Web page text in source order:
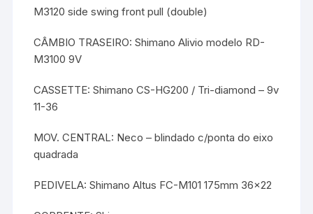
M3120 side swing front pull (double)
CÂMBIO TRASEIRO: Shimano Alivio modelo RD-
M3100 9V
CASSETTE: Shimano CS-HG200 / Tri-diamond – 9v
11-36
MOV. CENTRAL: Neco – blindado c/ponta do eixo
quadrada
PEDIVELA: Shimano Altus FC-M101 175mm 36×22